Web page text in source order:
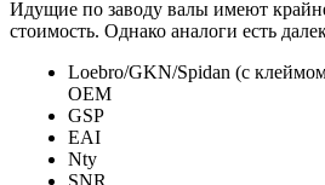
Идущие по заводу валы имеют
стоимость. Однако аналоги есть
Loebro/GKN/Spidan (с
OEM
GSP
EAI
Nty
SNR